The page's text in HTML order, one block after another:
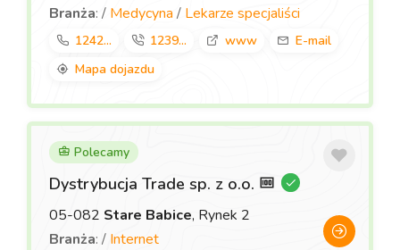
Branża: / Medycyna / Lekarze specjaliści
1242... 1239... www
E-mail
Mapa dojazdu
Polecamy
Dystrybucja Trade sp. z o.o.
05-082 Stare Babice, Rynek 2
Branża: / Internet